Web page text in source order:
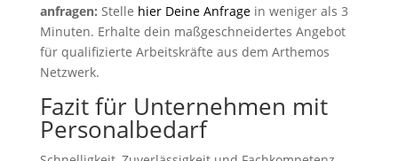
anfragen: Stelle hier Deine Anfragein weniger als 3
Minuten. Erhalte dein maßgeschneidertes Angebot
für qualifizierte Arbeitskräfte aus dem Arthemos
Netzwerk.
Fazit für Unternehmen mit
Personalbedarf